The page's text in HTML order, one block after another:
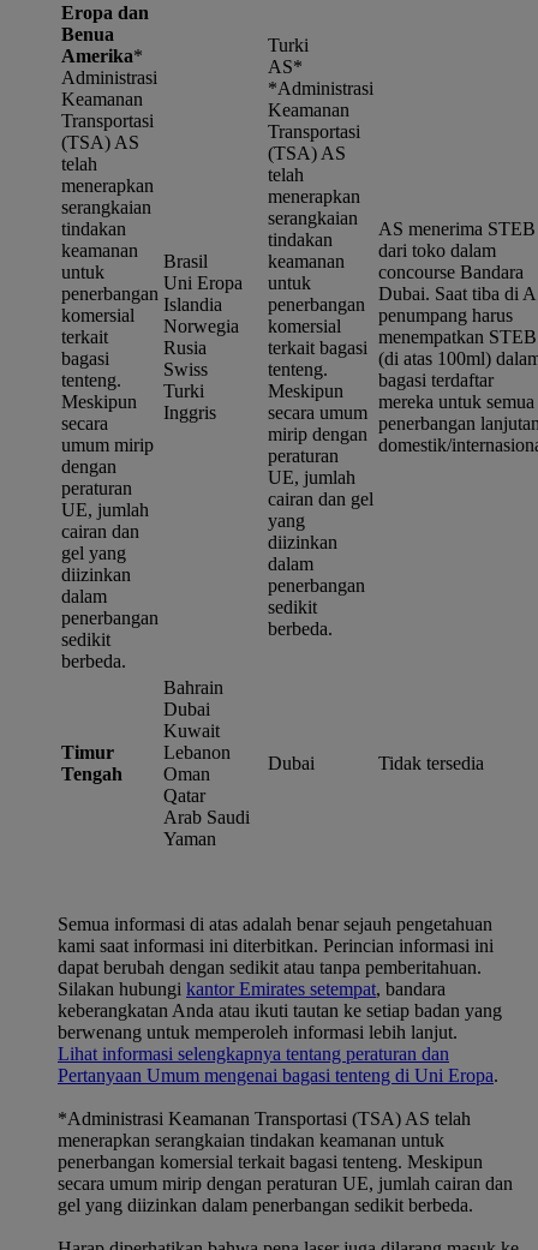
Eropa dan
Benua
Amerika*
Administrasi
Keamanan
Transportasi
(TSA) AS
telah
menerapkan
serangkaian
tindakan
keamanan
untuk
penerbangan
komersial
terkait
bagasi
tenteng.
Meskipun
secara
umum mirip
dengan
peraturan
UE, jumlah
cairan dan
gel yang
diizinkan
dalam
penerbangan
sedikit
berbeda.
Brasil
Uni Eropa
Islandia
Norwegia
Rusia
Swiss
Turki
Inggris
Turki
AS*
*Administrasi
Keamanan
Transportasi
(TSA) AS
telah
menerapkan
serangkaian
tindakan
keamanan
untuk
penerbangan
komersial
terkait bagasi
tenteng.
Meskipun
secara umum
mirip dengan
peraturan
UE, jumlah
cairan dan gel
yang
diizinkan
dalam
penerbangan
sedikit
berbeda.
AS menerima STEB
dari toko dalam
concourse Bandara
Dubai. Saat tiba di
penumpang harus
menempatkan STEB
(di atas 100ml)
bagasi terdaftar
mereka untuk semua
penerbangan
domestik/
Timur
Tengah
Bahrain
Dubai
Kuwait
Lebanon
Oman
Qatar
Arab Saudi
Yaman
Dubai Tidak tersedia
Semua informasi di atas adalah benar sejauh pengetahuan
kami saat informasi ini diterbitkan. Perincian informasi ini
dapat berubah dengan sedikit atau tanpa pemberitahuan.
Silakan hubungi kantor Emirates setempat, bandara
keberangkatan Anda atau ikuti tautan ke setiap badan yang
berwenang untuk memperoleh informasi lebih lanjut.
Lihat informasi selengkapnya tentang peraturan dan
Pertanyaan Umum mengenai bagasi tenteng di Uni Eropa.
*Administrasi Keamanan Transportasi (TSA) AS telah
menerapkan serangkaian tindakan keamanan untuk
penerbangan komersial terkait bagasi tenteng. Meskipun
secara umum mirip dengan peraturan UE, jumlah cairan dan
gel yang diizinkan dalam penerbangan sedikit berbeda.